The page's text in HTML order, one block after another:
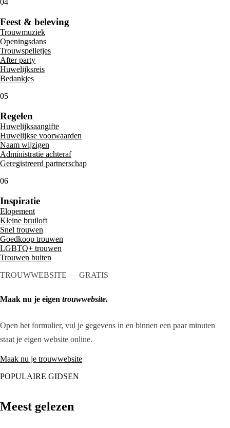
04
Feest & beleving
Trouwmuziek
Openingsdans
Trouwspelletjes
After party
Huwelijksreis
Bedankjes
05
Regelen
Huwelijksaangifte
Huwelijkse voorwaarden
Naam wijzigen
Administratie achteraf
Geregistreerd partnerschap
06
Inspiratie
Elopement
Kleine bruiloft
Snel trouwen
Goedkoop trouwen
LGBTQ+ trouwen
Trouwen buiten
TROUWWEBSITE — GRATIS
Maak nu je eigen trouwwebsite.
Open het formulier, vul je gegevens in en binnen een paar minuten
staat je eigen website online.
Maak nu je trouwwebsite
POPULAIRE GIDSEN
Meest gelezen